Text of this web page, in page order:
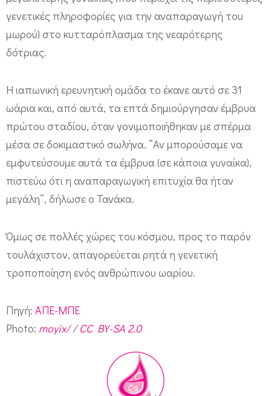
γενετικές πληροφορίες για την αναπαραγωγή του
μωρού) στο κυτταρόπλασμα της νεαρότερης
δότριας.
Η ιαπωνική ερευνητική ομάδα το έκανε αυτό σε 31
ωάρια και, από αυτά, τα επτά δημιούργησαν έμβρυα
πρώτου σταδίου, όταν γονιμοποιήθηκαν με σπέρμα
μέσα σε δοκιμαστικό σωλήνα. “Αν μπορούσαμε να
εμφυτεύσουμε αυτά τα έμβρυα (σε κάποια γυναίκα),
πιστεύω ότι η αναπαραγωγική επιτυχία θα ήταν
μεγάλη”, δήλωσε ο Τανάκα.
Όμως σε πολλές χώρες του κόσμου, προς το παρόν
τουλάχιστον, απαγορεύεται ρητά η γενετική
τροποποίηση ενός ανθρώπινου ωαρίου.
Πηγή: ΑΠΕ-ΜΠΕ
Photo: moyix//CC BY-SA 2.0